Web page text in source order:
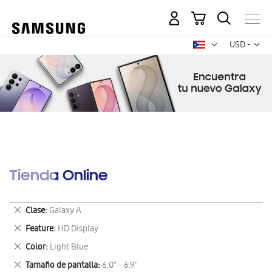
USD -
dólar
Mi carrito
Tienda Online
Clase Galaxy A
Eliminar
este
artículo
Feature HD Display
Eliminar
este
artículo
Color Light Blue
Eliminar
este
Tamaño de pantalla 6.0" - 6.9"
Eliminar